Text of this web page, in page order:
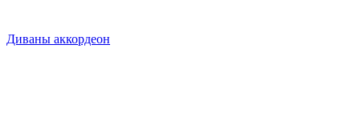
Диваны аккордеон